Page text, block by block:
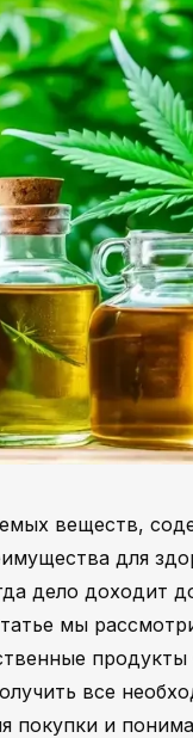
веществ,
для
дело доходит
мы
продукты
все
покупки и